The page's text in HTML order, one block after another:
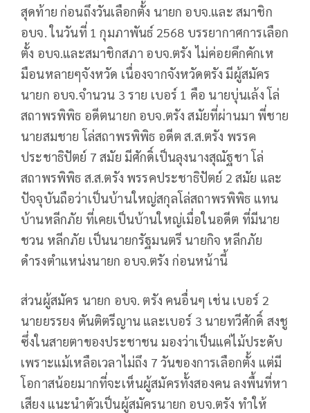
สุดท้าย ก่อนถึงวันเลือกตั้ง นายก อบจ.และ สมาชิก
อบจ. ในวันที่ 1 กุมภาพันธ์ 2568 บรรยากาศการเลือก
ตั้ง อบจ.และสมาชิกสภา อบจ.ตรัง ไม่ค่อยคึกคักเห
มือนหลายๆจังหวัด เนื่องจากจังหวัดตรัง มีผู้สมัคร
นายก อบจ.จำนวน 3 ราย เบอร์ 1 คือ นายบุ่นเล้ง โล่
สถาพรพิพิธ อดีตนายก อบจ.ตรัง สมัยที่ผ่านมา พี่ชาย
นายสมชาย โล่สถาพรพิพิธ อดีต ส.ส.ตรัง พรรค
ประชาธิปัตย์ 7 สมัย มีศักดิ์เป็นลุงนางสุณัฐชา โล่
สถาพรพิพิธ ส.ส.ตรัง พรรคประชาธิปัตย์ 2 สมัย และ
ปัจจุบันถือว่าเป็นบ้านใหญ่สกุลโล่สถาพรพิพิธ แทน
บ้านหลีกภัย ที่เคยเป็นบ้านใหญ่เมื่อในอดีต ที่มีนาย
ชวน หลีกภัย เป็นนายกรัฐมนตรี นายกิจ หลีกภัย
ดำรงตำแหน่งนายก อบจ.ตรัง ก่อนหน้านี้
ส่วนผู้สมัคร นายก อบจ. ตรัง คนอื่นๆ เช่น เบอร์ 2
นายยรรยง ตันติตรีญาน และเบอร์ 3 นายทวีศักดิ์ สงชู
ซึ่งในสายตาของประชาชน มองว่าเป็นแค่ไม้ประดับ
เพราะแม้เหลือเวลาไม่ถึง 7 วันของการเลือกตั้ง แต่มี
โอกาสน้อยมากที่จะเห็นผู้สมัครทั้งสองคน ลงพื้นที่หา
เสียง แนะนำตัวเป็นผู้สมัครนายก อบจ.ตรัง ทำให้